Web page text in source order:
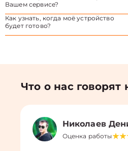
Вашем сервисе?
Как узнать, когда моё устройство
будет готово?
Что о нас
Николаев
Оценка работы